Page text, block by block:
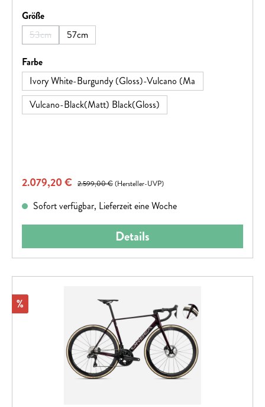
Größeauswählen
53cm
(Diese Option ist zurzeit nicht verfügbar.)
57cm
Farbeauswählen
Ivory White-Burgundy (Gloss)-Vulcano (Ma
Vulcano-Black(Matt) Black(Gloss)
Verkaufspreis:
2.079,20 € Regulärer Preis:
2.599,00 €(Hersteller-UVP)
Sofort verfügbar, Lieferzeit eine Woche
Details
Rabatt
%